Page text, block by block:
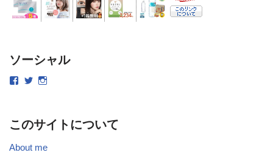
ソーシャル
このサイトについて
About me